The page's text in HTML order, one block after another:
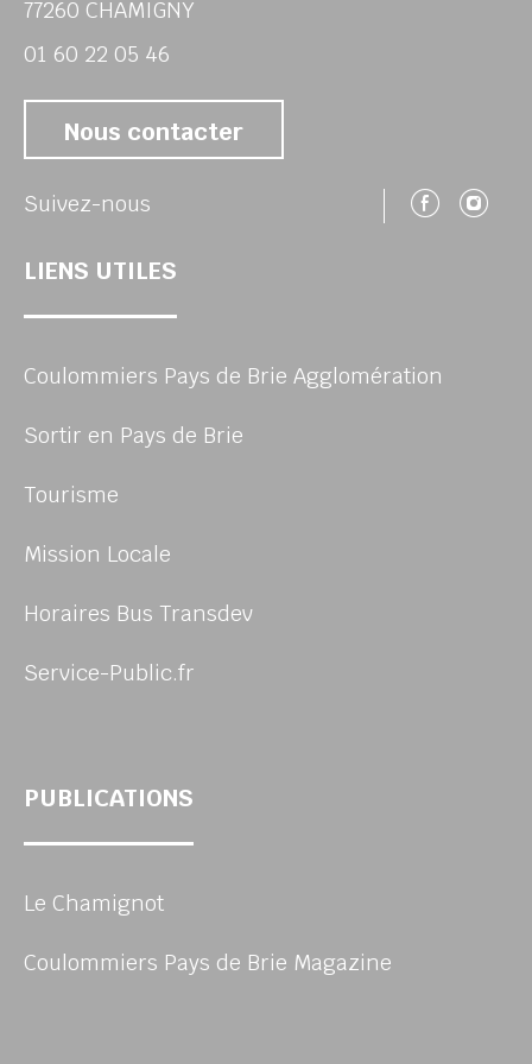
77260 CHAMIGNY
01 60 22 05 46
Nous contacter
Suivez-nous
LIENS UTILES
Coulommiers Pays de Brie Agglomération
Sortir en Pays de Brie
Tourisme
Mission Locale
Horaires Bus Transdev
Service-Public.fr
PUBLICATIONS
Le Chamignot
Coulommiers Pays de Brie Magazine